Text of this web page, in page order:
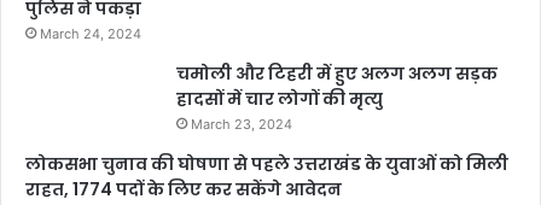
पुलिस ने पकड़ा
March 24, 2024
चमोली और टिहरी में हुए अलग अलग सड़क
हादसों में चार लोगों की मृत्यु
March 23, 2024
लोकसभा चुनाव की घोषणा से पहले उत्तराखंड के युवाओं को मिली
राहत, 1774 पदों के लिए कर सकेंगे आवेदन